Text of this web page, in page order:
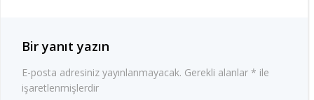
Bir yanıt yazın
E-posta adresiniz yayınlanmayacak. Gerekli alanlar * ile
işaretlenmişlerdir